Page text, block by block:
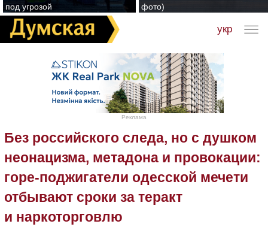
под угрозой
фото)
укр
Реклама
Без российского следа, но с душком
неонацизма, метадона и провокации:
горе-поджигатели одесской мечети
отбывают сроки за теракт
и наркоторговлю